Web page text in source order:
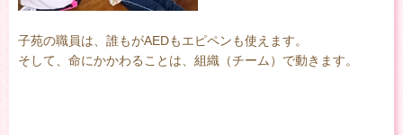
子苑の職員は、誰もがAEDもエピペンも使えます。
そして、命にかかわることは、組織（チーム）で動きます。